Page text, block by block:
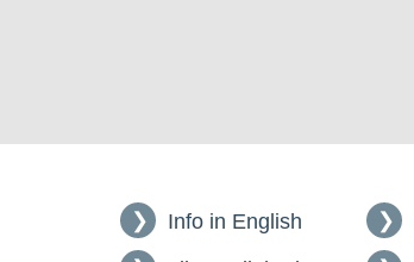
Info in English